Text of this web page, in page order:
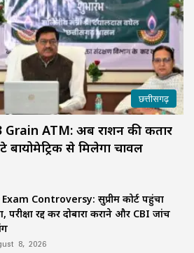
छत्तीसगढ़
ATM: अब राशन की कतार
से मिलेगा चावल
Exam Controversy: सुप्रीम कोर्ट पहुंचा
परीक्षा रद्द कर दोबारा कराने और CBI जांच
8, 2026